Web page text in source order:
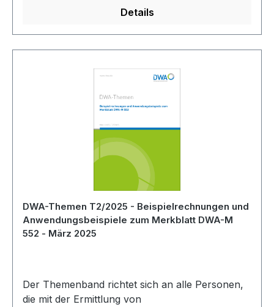
Details
DWA-Themen T2/2025 - Beispielrechnungen und
Anwendungsbeispiele zum Merkblatt DWA-M
552 - März 2025
Der Themenband richtet sich an alle Personen,
die mit der Ermittlung von